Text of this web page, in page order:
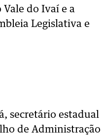
do Ivaí e a
Legislativa e
secretário estadual
de Administração